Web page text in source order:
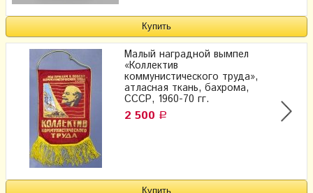
Малый наградной вымпел
«Коллектив
коммунистического труда»,
атласная ткань, бахрома,
СССР, 1960-70 гг.
2 500 Р